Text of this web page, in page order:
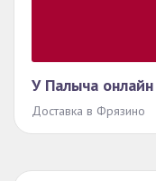
У Палыча онлайн
Доставка в Фрязино